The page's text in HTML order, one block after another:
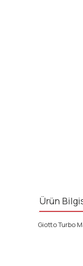
Ürün
Giotto Turbo
Bu ürünün